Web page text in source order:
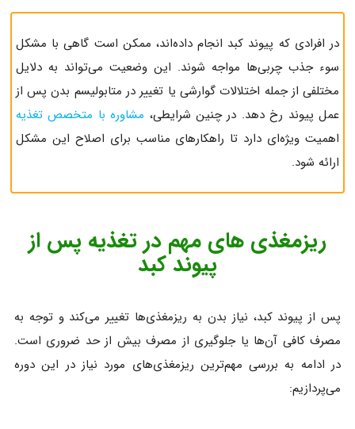
در افرادی که پیوند کبد انجام داده‌اند، ممکن است گاهی با مشکل
سوء جذب چربی‌ها مواجه شوند. این وضعیت می‌تواند به دلایل
مختلفی از جمله اختلالات گوارشی یا تغییر در متابولیسم بدن پس از
عمل پیوند رخ دهد. در چنین شرایطی، مشاوره با متخصص تغذیه
اهمیت ویژه‌ای دارد تا راهکارهای مناسب برای اصلاح این مشکل
ارائه شود.
ریزمغذی های مهم در تغذیه پس از
پیوند کبد
پس از پیوند کبد، نیاز بدن به ریزمغذی‌ها تغییر می‌کند و توجه به
مصرف کافی آن‌ها یا جلوگیری از مصرف بیش از حد ضروری است.
در ادامه به بررسی مهم‌ترین ریزمغذی‌های مورد نیاز در این دوره
می‌پردازیم: